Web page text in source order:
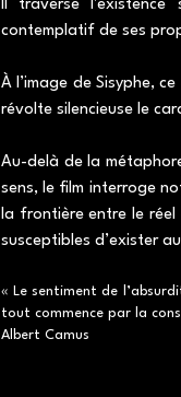
Il traverse l'existence
contemplatif de ses
À l’image de Sisyphe,
révolte silencieuse le
Au-delà de la
sens, le film interroge
la frontière entre le réel
susceptibles d’exister
« Le sentiment de
tout commence par la
Albert Camus